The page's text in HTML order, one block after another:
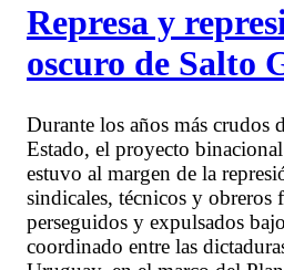
Represa y
oscuro de Salto
Durante los años más crudos
Estado, el proyecto
estuvo al margen de la
sindicales, técnicos y obreros
perseguidos y expulsados
coordinado entre las